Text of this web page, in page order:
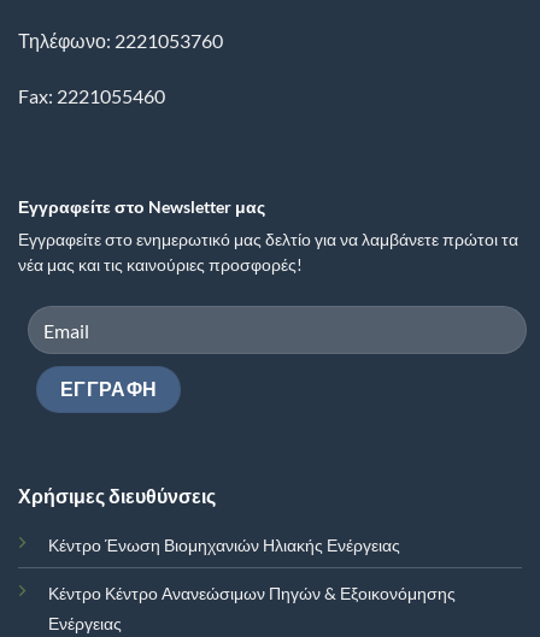
Τηλέφωνο: 2221053760
Fax: 2221055460
Εγγραφείτε στο Newsletter μας
Εγγραφείτε στο ενημερωτικό μας δελτίο για να λαμβάνετε πρώτοι τα
νέα μας και τις καινούριες προσφορές!
Χρήσιμες διευθύνσεις
Κέντρο Ένωση Βιομηχανιών Ηλιακής Ενέργειας
Κέντρο Κέντρο Ανανεώσιμων Πηγών & Εξοικονόμησης
Ενέργειας